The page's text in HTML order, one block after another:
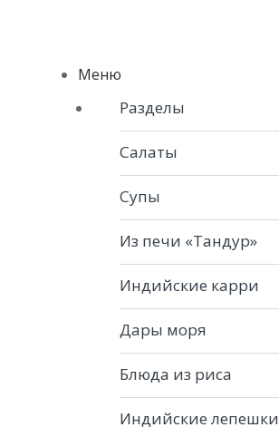
Меню
Разделы
Салаты
Супы
Из печи «Тандур»
Индийские карри
Дары моря
Блюда из риса
Индийские лепешки